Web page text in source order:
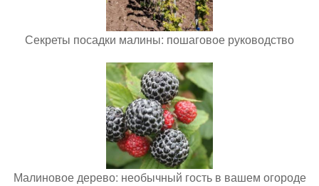
Секреты посадки малины: пошаговое руководство
Малиновое дерево: необычный гость в вашем огороде